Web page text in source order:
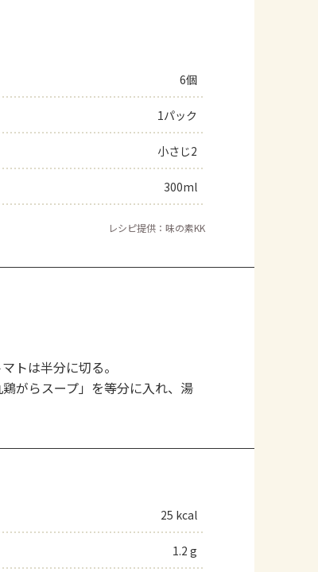
6個
1パック
小さじ2
300ml
レシピ提供：味の素KK
トは半分に切る。
がらスープ」を等分に入れ、湯
25 kcal
1.2 g